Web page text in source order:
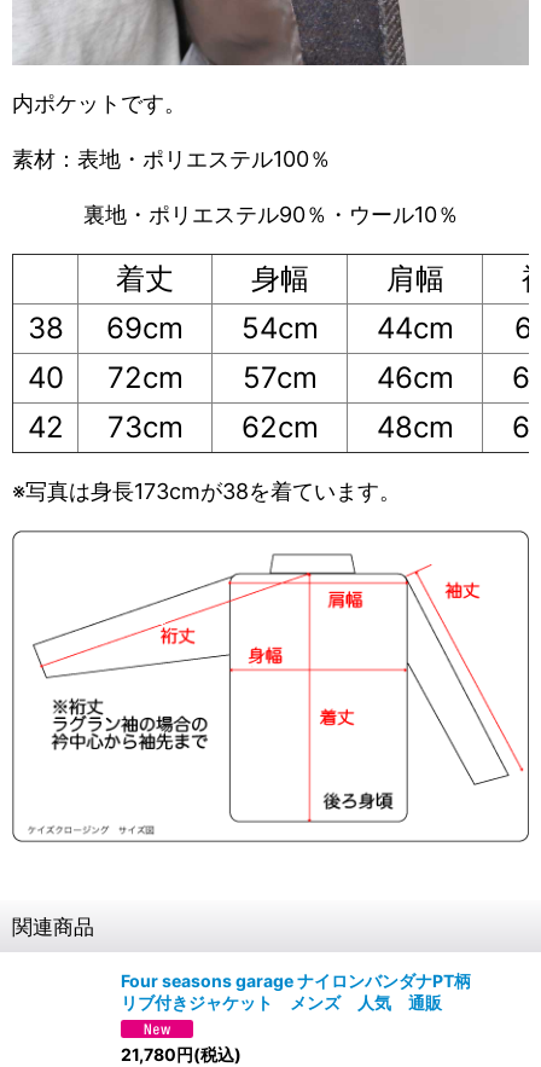
内ポケットです。
素材：表地・ポリエステル100％
裏地・ポリエステル90％・ウール10％
着丈 身幅 肩幅
38
69cm 54cm 44cm
40
72cm 57cm 46cm
42
73cm 62cm 48cm
※写真は身長173cmが38を着ています。
関連商品
Four seasons garage ナイロンバンダナPT柄
リブ付きジャケット メンズ 人気 通販
21,780円(税込)